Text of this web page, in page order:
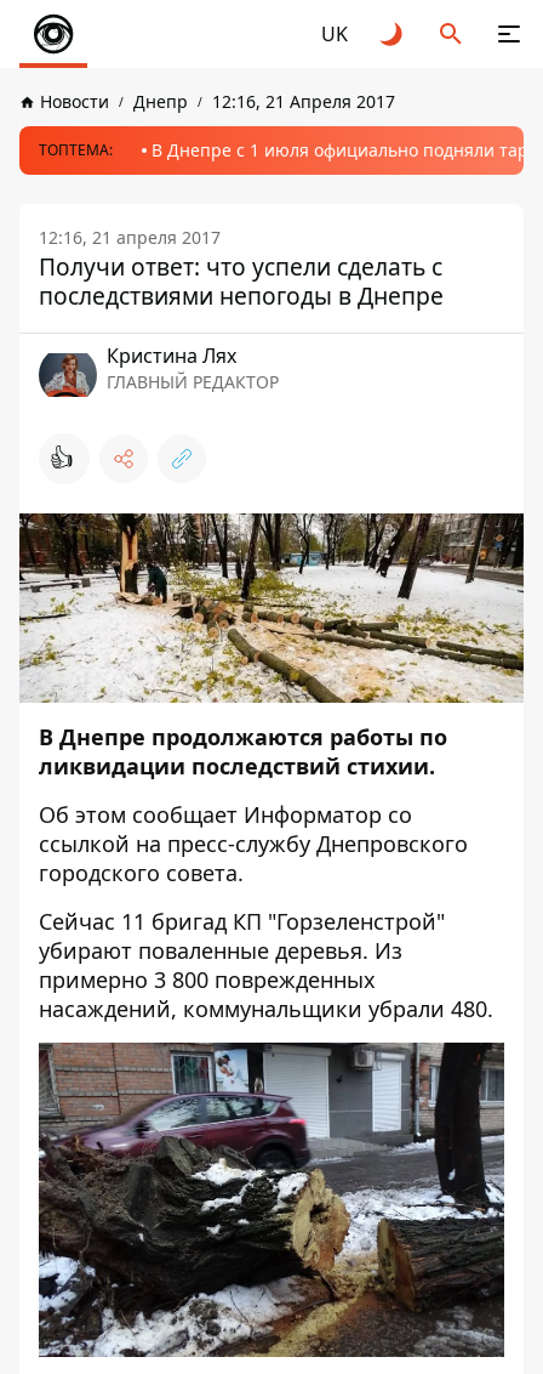
UK
Новости Днепр 12:16, 21 Апреля 2017
ТОПТЕМА: В Днепре с 1 июля официально подняли
12:16, 21 апреля 2017
Получи ответ: что успели сделать с
последствиями непогоды в Днепре
Кристина Лях
ГЛАВНЫЙ РЕДАКТОР
👍
В Днепре продолжаются работы по
ликвидации последствий стихии.
Об этом сообщает Информатор со
ссылкой на пресс-службу Днепровского
городского совета.
Сейчас 11 бригад КП "Горзеленстрой"
убирают поваленные деревья. Из
примерно 3 800 поврежденных
насаждений, коммунальщики убрали 480.